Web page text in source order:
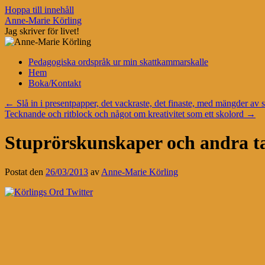
Hoppa till innehåll
Anne-Marie Körling
Jag skriver för livet!
Pedagogiska ordspråk ur min skattkammarskalle
Hem
Boka/Kontakt
← Slå in i presentpapper, det vackraste, det finaste, med mängder av
Tecknande och ritblock och något om kreativitet som ett skolord →
Stuprörskunskaper och andra
Postat den 26/03/2013 av Anne-Marie Körling